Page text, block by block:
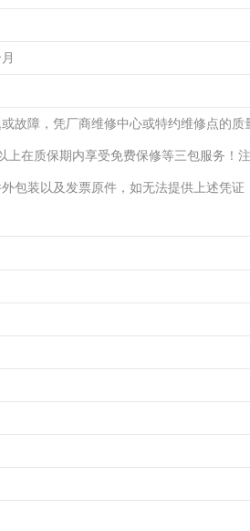
故障，凭厂商维修中心或特约维修点的质
上在质保期内享受免费保修等三包服务！
包装以及发票原件，如无法提供上述凭证